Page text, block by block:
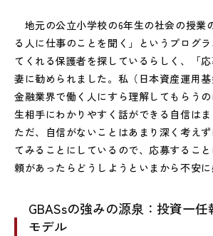
地元の公立小学校の6年生の社会の授業
る人に仕事のことを聞く」というプログ
てくれる保護者を探しているらしく、「
妻に勧められました。私（日本資産運用
金融業界で働く人にすら理解してもらう
生相手にわかりやすく話ができる自信はま
ただ、自信がないことはあまり深く考え
てみることにしているので、応募するこ
頼があったらどうしようといまから不安に
GBASsの強みの源泉：投資一
モデル